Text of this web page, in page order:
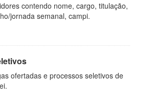
contendo nome, cargo, titulação,
jornada semanal, campi.
ofertadas e processos seletivos de